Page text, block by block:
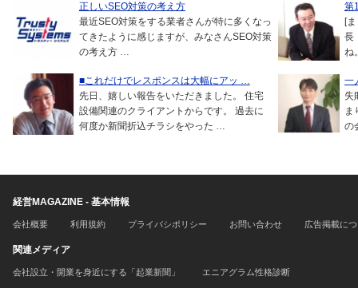
正しいSEO対策の考え方
最近SEO対策をする業者さんが特に多くなっ
てきたように感じますが、みなさんSEO対策
の考え方 …
第
[
長
ね
■これだけでレスポンスは大幅にアッ …
先日、嬉しい報告をいただきました。 住宅
設備関連のクライアントからです。 過去に
何度か新聞折込チラシをやった …
一
失
ま
の
経営MAGAZINE - 基本情報
会社概要 利用規約 プライバシポリシー お問い合わせ 広告掲載に
関連メディア
会社設立・開業を身近にする「起業新聞」 エニアグラム性格診断